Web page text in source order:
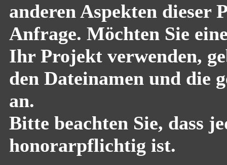
anderen Aspekten dieser
Anfrage. Möchten Sie
Ihr Projekt verwenden,
den Dateinamen und die
an.
Bitte beachten Sie, dass
honorarpflichtig ist.